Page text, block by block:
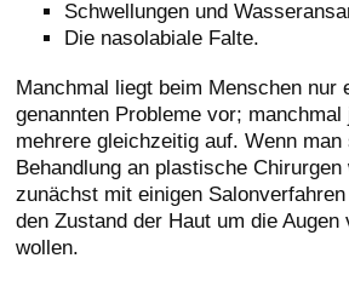
Schwellungen und
Die nasolabiale Falte.
Manchmal liegt beim Menschen nur
genannten Probleme vor;
mehrere gleichzeitig auf. Wenn
Behandlung an plastische
zunächst mit einigen
den Zustand der Haut um die
wollen.